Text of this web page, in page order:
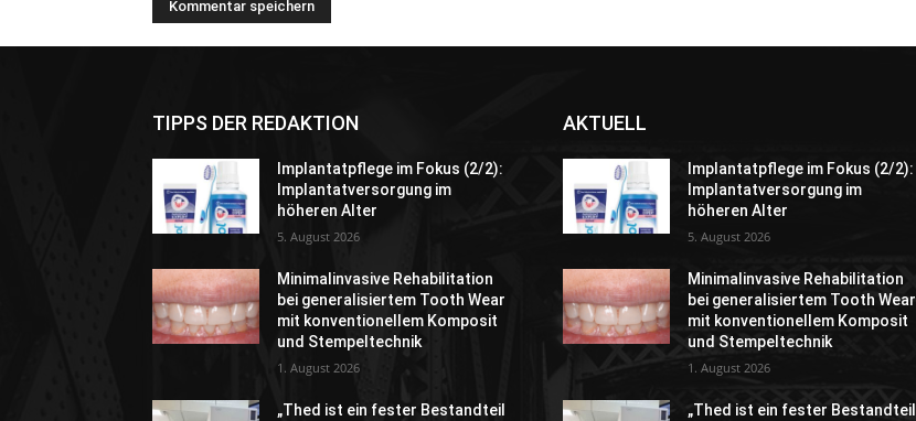
TIPPS DER REDAKTION
Implantatpflege im Fokus (2/2):
Implantatversorgung im
höheren Alter
5. August 2026
Minimalinvasive Rehabilitation
bei generalisiertem Tooth Wear
mit konventionellem Komposit
und Stempeltechnik
1. August 2026
„Thed ist ein fester Bestandteil
AKTUELL
Implantatpflege im Fokus (2/2):
Implantatversorgung im
höheren Alter
5. August 2026
Minimalinvasive Rehabilitation
bei generalisiertem Tooth Wear
mit konventionellem Komposit
und Stempeltechnik
1. August 2026
„Thed ist ein fester Bestandteil